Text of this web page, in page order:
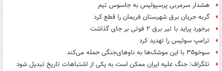
هشدار سرمربی پرسپولیس به جاسوس تیم
گربه جریان برق شهرستان فریمان را قطع کرد
برخورد پراید با تیر برق ۲ فوتی بر جای گذاشت
ترامپ سوئیس را تهدید کرد
سوخو۳۵ با این موشک‌ها به ناوهای‌جنگی حمله می‌کند
تلگراف: جنگ علیه ایران ممکن است به یکی از اشتباهات تاریخ تبدیل شود